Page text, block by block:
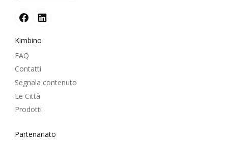
Kimbino
FAQ
Contatti
Segnala contenuto
Le Città
Prodotti
Partenariato